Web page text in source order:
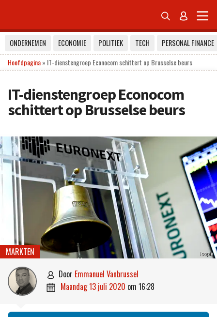
 
ONDERNEMEN ECONOMIE POLITIEK TECH
PERSONAL FINANCE
Hoofdpagina» IT-dienstengroep Econocom schittert op Brusselse beurs
IT-dienstengroep Econocom
schittert op Brusselse beurs
Isopix
MARKTEN
 door Emmanuel Vanbrussel
 maandag 13 juli 2020 om 16:28